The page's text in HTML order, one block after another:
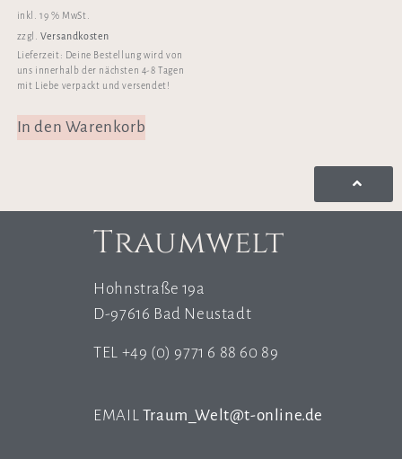
inkl. 19 % MwSt.
zzgl.Versandkosten
Lieferzeit: Deine Bestellung wird von
uns innerhalb der nächsten 4-8 Tagen
mit Liebe verpackt und versendet!
In den Warenkorb
Traumwelt
Hohnstraße 19a
D-97616 Bad Neustadt
TEL +49 (0) 9771 6 88 60 89
EMAIL Traum_Welt@t-online.de